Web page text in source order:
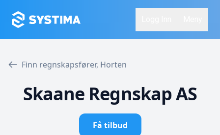
Finn regnskapsfører, Horten
Skaane Regnskap AS
Få tilbud